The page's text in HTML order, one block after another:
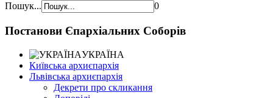
Пошук... 0
Постанови Єпархіальних Соборів
УКРАЇНА
Київська архиєпархія
Львівська архиєпархія
Декрети про скликання